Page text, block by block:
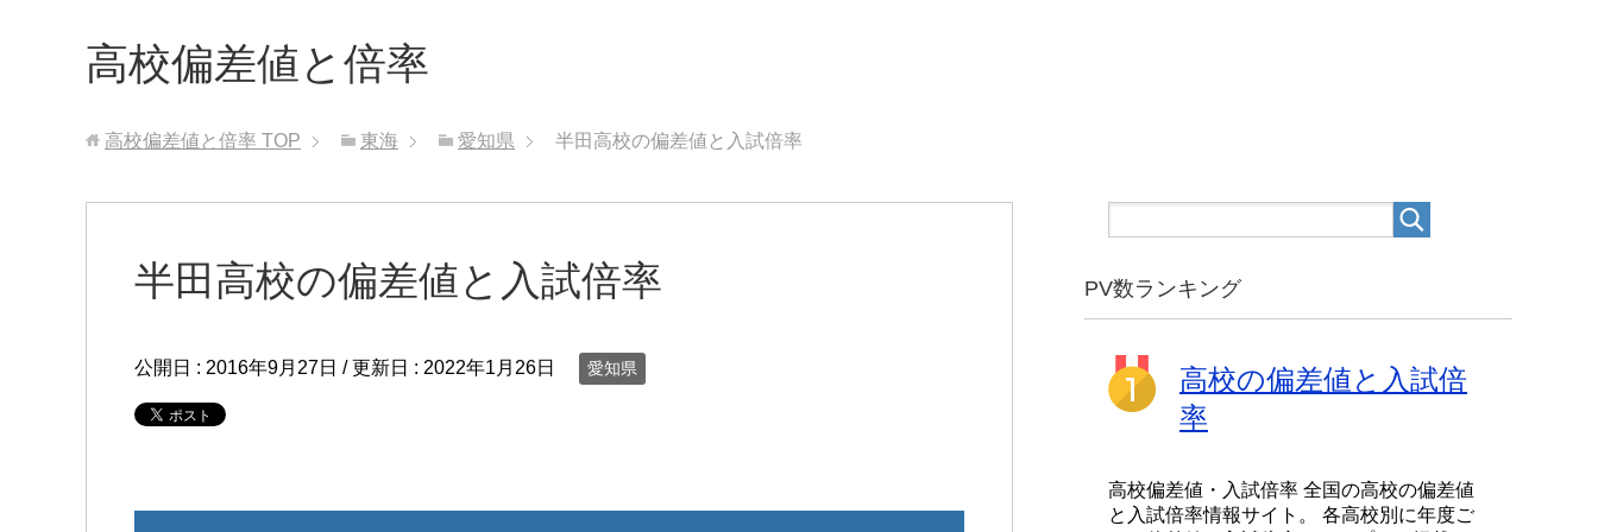
高校偏差値と倍率
高校偏差値と倍率 TOP 東海 愛知県 半田高校の偏差値と入試倍率
半田高校の偏差値と入試倍率
公開日 : 2016年9月27日 / 更新日 : 2022年1月26日 愛知県
PV数ランキング
高校の偏差値と入試倍
率
高校偏差値・入試倍率 全国の高校の偏差値
と入試倍率情報サイト。 各高校別に年度ご